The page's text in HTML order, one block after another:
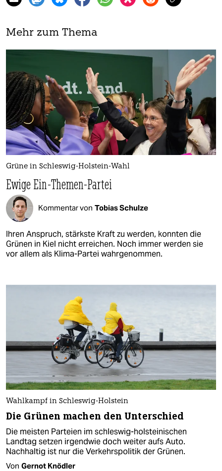
Mehr zum Thema
Grüne in Schleswig-Holstein-Wahl
Ewige Ein-Themen-Partei
Kommentar von Tobias Schulze
Ihren Anspruch, stärkste Kraft zu werden, konnten die
Grünen in Kiel nicht erreichen. Noch immer werden sie
vor allem als Klima-Partei wahrgenommen.
Wahlkampf in Schleswig-Holstein
Die Grünen machen den Unterschied
Die meisten Parteien im schleswig-holsteinischen
Landtag setzen irgendwie doch weiter aufs Auto.
Nachhaltig ist nur die Verkehrspolitik der Grünen.
Von Gernot Knödler